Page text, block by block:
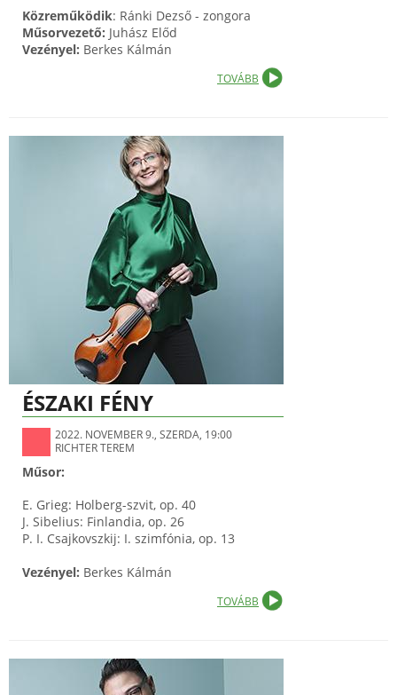
Közreműködik: Ránki Dezső - zongora
Műsorvezető: Juhász Előd
Vezényel: Berkes Kálmán
TOVÁBB
ÉSZAKI FÉNY
2022. NOVEMBER 9., SZERDA, 19:00
RICHTER TEREM
Műsor:
E. Grieg: Holberg-szvit, op. 40
J. Sibelius: Finlandia, op. 26
P. I. Csajkovszkij: I. szimfónia, op. 13
Vezényel: Berkes Kálmán
TOVÁBB